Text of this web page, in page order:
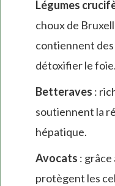
Légumes
choux de
contiennent
détoxifier le foie.
Betteraves :
soutiennent la
hépatique.
Avocats :
protègent les